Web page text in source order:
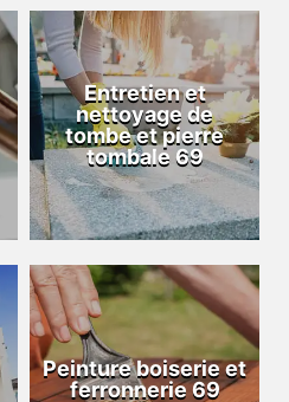
Entretien et
nettoyage de
tombe et pierre
tombale 69
Peinture boiserie et
ferronnerie 69